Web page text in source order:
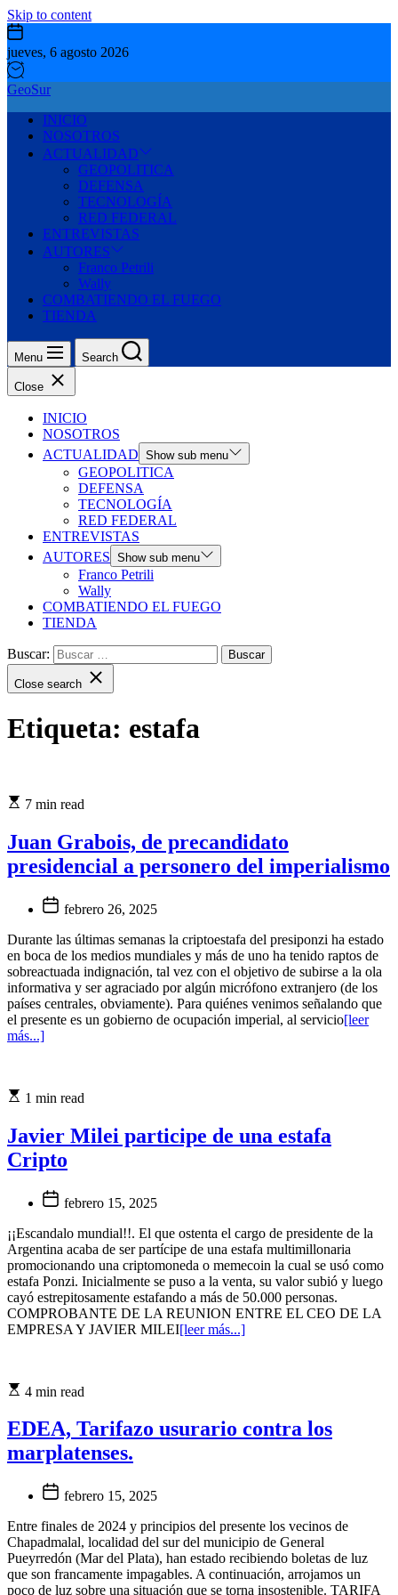
Skip to content
jueves, 6 agosto 2026
GeoSur
INICIO
NOSOTROS
ACTUALIDAD
GEOPOLITICA
DEFENSA
TECNOLOGÍA
RED FEDERAL
ENTREVISTAS
AUTORES
Franco Petrili
Wally
COMBATIENDO EL FUEGO
TIENDA
Menu Search
Close
INICIO
NOSOTROS
ACTUALIDAD Show sub menu
GEOPOLITICA
DEFENSA
TECNOLOGÍA
RED FEDERAL
ENTREVISTAS
AUTORES Show sub menu
Franco Petrili
Wally
COMBATIENDO EL FUEGO
TIENDA
Buscar:
Close search
Etiqueta: estafa
7 min read
Juan Grabois, de precandidato
presidencial a personero del imperialismo
febrero 26, 2025
Durante las últimas semanas la criptoestafa del presiponzi ha estado
en boca de los medios mundiales y más de uno ha tenido raptos de
sobreactuada indignación, tal vez con el objetivo de subirse a la ola
informativa y ser agraciado por algún micrófono extranjero (de los
países centrales, obviamente). Para quiénes venimos señalando que
el presente es un gobierno de ocupación imperial, al servicio[leer
más...]
1 min read
Javier Milei participe de una estafa
Cripto
febrero 15, 2025
¡¡Escandalo mundial!!. El que ostenta el cargo de presidente de la
Argentina acaba de ser partícipe de una estafa multimillonaria
promocionando una criptomoneda o memecoin la cual se usó como
estafa Ponzi. Inicialmente se puso a la venta, su valor subió y luego
cayó estrepitosamente estafando a más de 50.000 personas.
COMPROBANTE DE LA REUNION ENTRE EL CEO DE LA
EMPRESA Y JAVIER MILEI[leer más...]
4 min read
EDEA, Tarifazo usurario contra los
marplatenses.
febrero 15, 2025
Entre finales de 2024 y principios del presente los vecinos de
Chapadmalal, localidad del sur del municipio de General
Pueyrredón (Mar del Plata), han estado recibiendo boletas de luz
que son francamente impagables. A continuación, arrojamos un
poco de luz sobre una situación que se torna insostenible. TARIFA